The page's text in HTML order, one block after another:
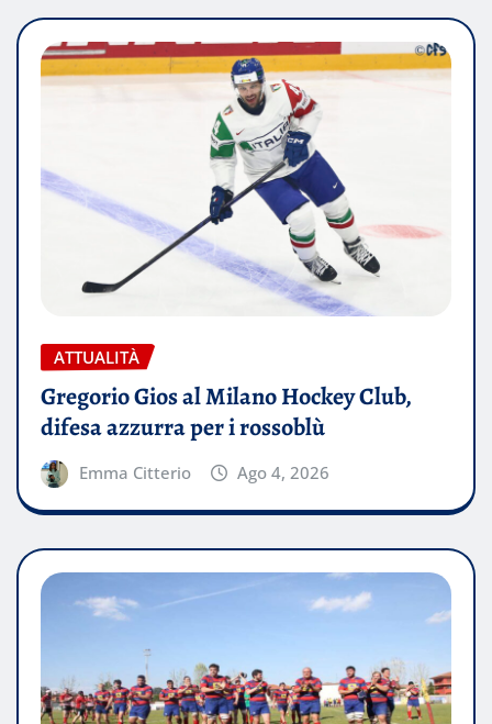
ATTUALITÀ
Gregorio Gios al Milano Hockey Club,
difesa azzurra per i rossoblù
Emma Citterio Ago 4, 2026